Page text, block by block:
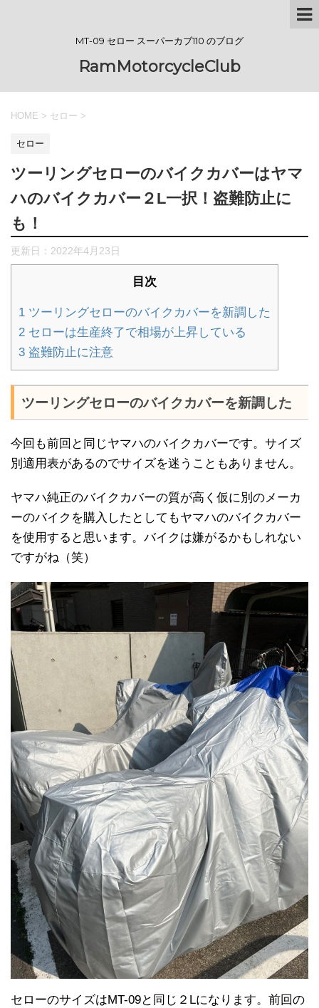
MT-09 セロー スーパーカブ110 のブログ
RamMotorcycleClub
HOME > セロー >
セロー
ツーリングセローのバイクカバーはヤマ
ハのバイクカバー２L一択！盗難防止に
も！
更新日： 2022年4月23日
目次
1 ツーリングセローのバイクカバーを新調した
2 セローは生産終了で相場が上昇している
3 盗難防止に注意
ツーリングセローのバイクカバーを新調した
今回も前回と同じヤマハのバイクカバーです。サイズ
別適用表があるのでサイズを迷うこともありません。
ヤマハ純正のバイクカバーの質が高く仮に別のメーカ
ーのバイクを購入したとしてもヤマハのバイクカバー
を使用すると思います。バイクは嫌がるかもしれない
ですがね（笑）
セローのサイズはMT-09と同じ２Lになります。前回の